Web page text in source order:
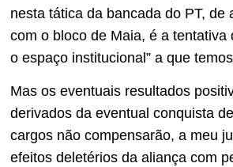
nesta tática da bancada do PT, de
com o bloco de Maia, é a tentativa
o espaço institucional” a que
Mas os eventuais resultados
derivados da eventual conquista
cargos não compensarão, a meu
efeitos deletérios da aliança com